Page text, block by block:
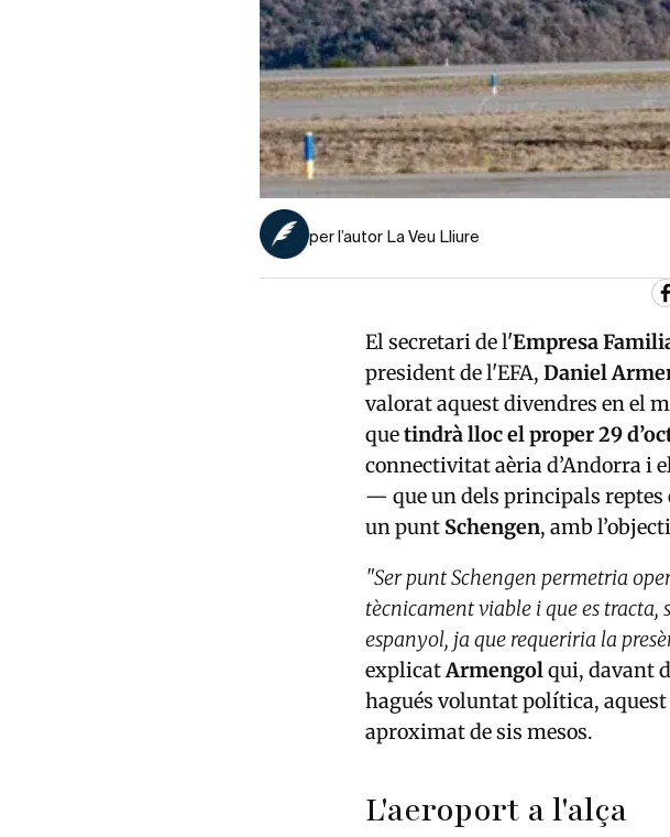
per l’autor La Veu Lliure
El secretari de l'Empresa
president de l'EFA, Daniel
valorat aquest divendres en el
quetindrà lloc el proper 29
connectivitat aèria d’Andorra i
— que un dels principals reptes
un punt Schengen, amb
"Ser punt Schengen permetria
tècnicament viable i que es tracta,
espanyol, ja que requeriria la
explicatArmengolqui, davant
hagués voluntat política,
aproximat de sis mesos.
L'aeroport a l'alça